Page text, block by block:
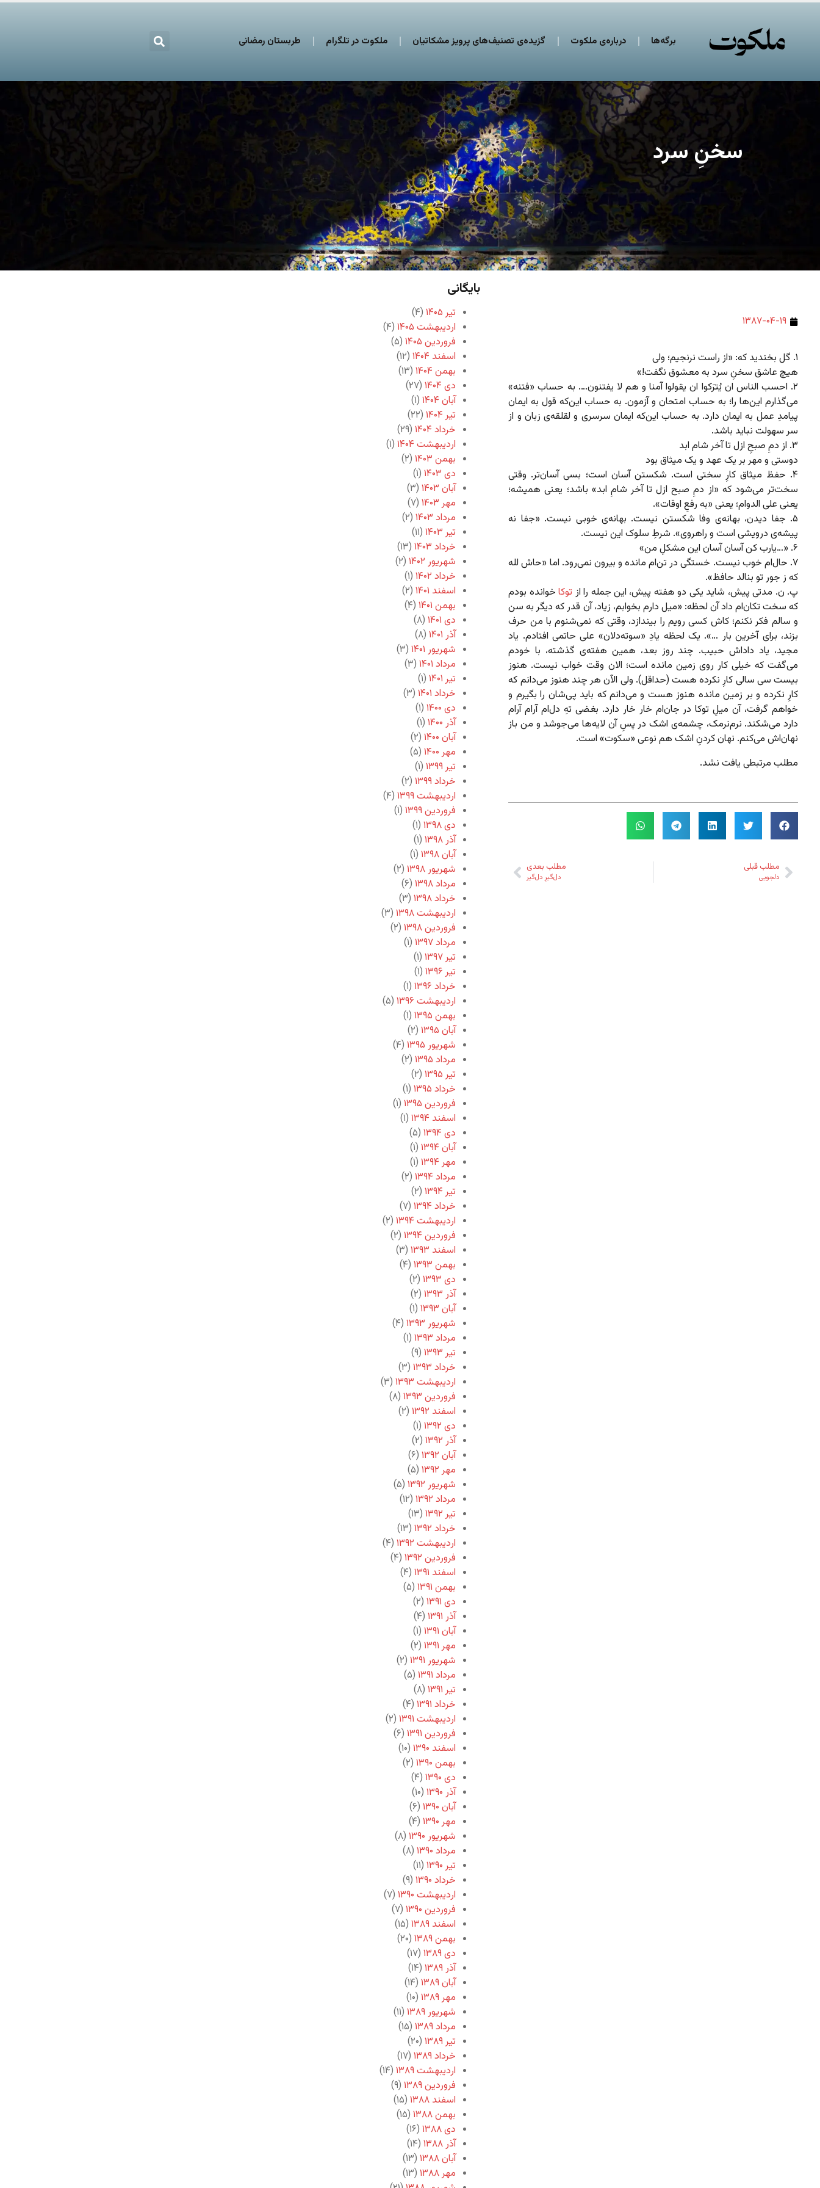
برگه‌ها درباره‌ی ملکوت گزیده‌ی تصنیف‌های پرویز مشکاتیان ملکوت در تلگرام طربستان رمضانی
سخنِ سرد
۱۳۸۷-۰۴-۱۹
۱. گل بخندید که: «از راست نرنجیم؛ ولی
هیچ عاشق سخنِ سرد به معشوق نگفت!»
۲. احسب الناس ان یُترَکوا ان یقولوا آمنا و هم لا یفتنون…. به حساب «فتنه»
می‌گذارم این‌ها را؛ به حساب امتحان و آزمون. به حساب این‌که قول به ایمان
پیامدِ عمل به ایمان دارد. به حساب این‌که ایمان سرسری و لقلقه‌ی زبان و از
سر سهولت نباید باشد.
۳. از دمِ صبحِ ازل تا آخر شام ابد
دوستی و مهر بر یک عهد و یک میثاق بود
۴. حفظ میثاق کارِ سختی است. شکستن آسان‌ است؛ بسی آسان‌تر. وقتی
سخت‌تر می‌شود که «از دمِ صبح ازل تا آخر شامِ ابد» باشد؛ یعنی همیشه؛
یعنی علی الدوام؛ یعنی «به رفعِ اوقات».
۵. جفا دیدن، بهانه‌ی وفا شکستن نیست. بهانه‌ی خوبی نیست. «جفا نه
پیشه‌ی درویشی است و راهروی». شرطِ سلوک این نیست.
۶. «…یارب کن آسان آسان این مشکلِ من»
۷. حال‌ام خوب نیست. خستگی در تن‌ام مانده و بیرون نمی‌رود. اما «حاش لله
که ز جور تو بنالد حافظ».
پ. ن. مدتی پیش، شاید یکی دو هفته پیش، این جمله را از توکاخوانده بودم
که سخت تکان‌ام داد آن لحظه: «میل دارم بخوابم، زیاد، آن قدر که دیگر به سن
و سالم فکر نکنم؛ کاش کسی رویم را بیندازد، وقتی که نمی‌شنوم با من حرف
بزند، برای آخرین بار …». یک لحظه یادِ «سوته‌دلان» علی حاتمی افتادم. یاد
مجید، یاد داداش حبیب. چند روز بعد، همین هفته‌ی گذشته، با خودم
می‌گفت که خیلی کار روی زمین مانده است؛ الان وقت خواب نیست. هنوز
بیست سی سالی کارِ نکرده هست (حداقل). ولی الآن هر چند هنوز می‌دانم که
کارِ نکرده و بر زمین مانده هنوز هست و می‌دانم که باید پی‌شان را بگیرم و
خواهم گرفت، آن میلِ توکا در جان‌ام خار خار دارد. بغضی تهِ دل‌ام آرام آرام
دارد می‌شکند. نرم‌نرمک، چشمه‌ی اشک در پسِ آن لایه‌ها می‌جوشد و من باز
نهان‌اش می‌کنم. نهان کردنِ اشک هم نوعی «سکوت» است.
مطلب مرتبطی یافت نشد.
مطلب قبلی
دلجویی
مطلب بعدی
دل‌گیرِ دل‌گیر
بایگانی
تیر ۱۴۰۵
(۴)
اردیبهشت ۱۴۰۵
(۴)
فروردین ۱۴۰۵
(۵)
اسفند ۱۴۰۴
(۱۲)
بهمن ۱۴۰۴
(۱۳)
دی ۱۴۰۴
(۲۷)
آبان ۱۴۰۴
(۱)
تیر ۱۴۰۴
(۲۲)
خرداد ۱۴۰۴
(۲۹)
اردیبهشت ۱۴۰۴
(۱)
بهمن ۱۴۰۳
(۲)
دی ۱۴۰۳
(۱)
آبان ۱۴۰۳
(۳)
مهر ۱۴۰۳
(۷)
مرداد ۱۴۰۳
(۲)
تیر ۱۴۰۳
(۱۱)
خرداد ۱۴۰۳
(۱۳)
شهریور ۱۴۰۲
(۲)
خرداد ۱۴۰۲
(۱)
اسفند ۱۴۰۱
(۲)
بهمن ۱۴۰۱
(۴)
دی ۱۴۰۱
(۸)
آذر ۱۴۰۱
(۸)
شهریور ۱۴۰۱
(۳)
مرداد ۱۴۰۱
(۳)
تیر ۱۴۰۱
(۱)
خرداد ۱۴۰۱
(۳)
دی ۱۴۰۰
(۱)
آذر ۱۴۰۰
(۱)
آبان ۱۴۰۰
(۲)
مهر ۱۴۰۰
(۵)
تیر ۱۳۹۹
(۱)
خرداد ۱۳۹۹
(۲)
اردیبهشت ۱۳۹۹
(۴)
فروردین ۱۳۹۹
(۱)
دی ۱۳۹۸
(۱)
آذر ۱۳۹۸
(۱)
آبان ۱۳۹۸
(۱)
شهریور ۱۳۹۸
(۲)
مرداد ۱۳۹۸
(۶)
خرداد ۱۳۹۸
(۳)
اردیبهشت ۱۳۹۸
(۳)
فروردین ۱۳۹۸
(۲)
مرداد ۱۳۹۷
(۱)
تیر ۱۳۹۷
(۱)
تیر ۱۳۹۶
(۱)
خرداد ۱۳۹۶
(۱)
اردیبهشت ۱۳۹۶
(۵)
بهمن ۱۳۹۵
(۱)
آبان ۱۳۹۵
(۲)
شهریور ۱۳۹۵
(۴)
مرداد ۱۳۹۵
(۲)
تیر ۱۳۹۵
(۲)
خرداد ۱۳۹۵
(۱)
فروردین ۱۳۹۵
(۱)
اسفند ۱۳۹۴
(۱)
دی ۱۳۹۴
(۵)
آبان ۱۳۹۴
(۱)
مهر ۱۳۹۴
(۱)
مرداد ۱۳۹۴
(۲)
تیر ۱۳۹۴
(۲)
خرداد ۱۳۹۴
(۷)
اردیبهشت ۱۳۹۴
(۲)
فروردین ۱۳۹۴
(۲)
اسفند ۱۳۹۳
(۳)
بهمن ۱۳۹۳
(۴)
دی ۱۳۹۳
(۲)
آذر ۱۳۹۳
(۲)
آبان ۱۳۹۳
(۱)
شهریور ۱۳۹۳
(۴)
مرداد ۱۳۹۳
(۱)
تیر ۱۳۹۳
(۹)
خرداد ۱۳۹۳
(۳)
اردیبهشت ۱۳۹۳
(۳)
فروردین ۱۳۹۳
(۸)
اسفند ۱۳۹۲
(۲)
دی ۱۳۹۲
(۱)
آذر ۱۳۹۲
(۲)
آبان ۱۳۹۲
(۶)
مهر ۱۳۹۲
(۵)
شهریور ۱۳۹۲
(۵)
مرداد ۱۳۹۲
(۱۲)
تیر ۱۳۹۲
(۱۳)
خرداد ۱۳۹۲
(۱۳)
اردیبهشت ۱۳۹۲
(۴)
فروردین ۱۳۹۲
(۴)
اسفند ۱۳۹۱
(۴)
بهمن ۱۳۹۱
(۵)
دی ۱۳۹۱
(۲)
آذر ۱۳۹۱
(۴)
آبان ۱۳۹۱
(۱)
مهر ۱۳۹۱
(۲)
شهریور ۱۳۹۱
(۲)
مرداد ۱۳۹۱
(۵)
تیر ۱۳۹۱
(۸)
خرداد ۱۳۹۱
(۴)
اردیبهشت ۱۳۹۱
(۲)
فروردین ۱۳۹۱
(۶)
اسفند ۱۳۹۰
(۱۰)
بهمن ۱۳۹۰
(۲)
دی ۱۳۹۰
(۴)
آذر ۱۳۹۰
(۱۰)
آبان ۱۳۹۰
(۶)
مهر ۱۳۹۰
(۴)
شهریور ۱۳۹۰
(۸)
مرداد ۱۳۹۰
(۸)
تیر ۱۳۹۰
(۱۱)
خرداد ۱۳۹۰
(۹)
اردیبهشت ۱۳۹۰
(۷)
فروردین ۱۳۹۰
(۷)
اسفند ۱۳۸۹
(۱۵)
بهمن ۱۳۸۹
(۲۰)
دی ۱۳۸۹
(۱۷)
آذر ۱۳۸۹
(۱۴)
آبان ۱۳۸۹
(۱۴)
مهر ۱۳۸۹
(۱۰)
شهریور ۱۳۸۹
(۱۱)
مرداد ۱۳۸۹
(۱۵)
تیر ۱۳۸۹
(۲۰)
خرداد ۱۳۸۹
(۱۷)
اردیبهشت ۱۳۸۹
(۱۴)
فروردین ۱۳۸۹
(۹)
اسفند ۱۳۸۸
(۱۵)
بهمن ۱۳۸۸
(۱۵)
دی ۱۳۸۸
(۱۶)
آذر ۱۳۸۸
(۱۴)
آبان ۱۳۸۸
(۱۳)
مهر ۱۳۸۸
(۱۳)